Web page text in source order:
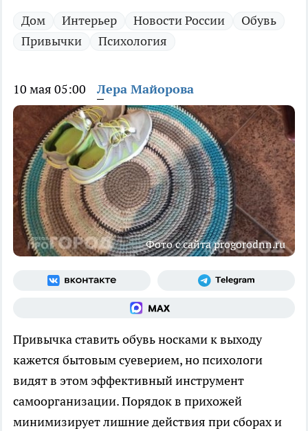
Дом Интерьер Новости России
Обувь
Привычки
Психология
10 мая 05:00 Лера Майорова
Фото с сайта progorodnn.ru
Привычка ставить обувь носками к выходу
кажется бытовым суеверием, но психологи
видят в этом эффективный инструмент
самоорганизации. Порядок в прихожей
минимизирует лишние действия при сборах и